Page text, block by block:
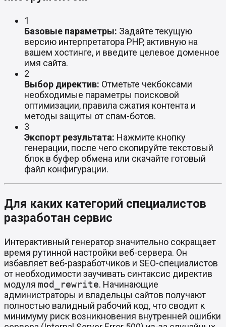
1
Базовые параметры: Задайте текущую
версию интерпретатора PHP, активную на
вашем хостинге, и введите целевое доменное
имя сайта.
2
Выбор директив: Отметьте чекбоксами
необходимые параметры поисковой
оптимизации, правила сжатия контента и
методы защиты от спам-ботов.
3
Экспорт результата: Нажмите кнопку
генерации, после чего скопируйте текстовый
блок в буфер обмена или скачайте готовый
файл конфигурации.
Для каких категорий специалистов
разработан сервис
Интерактивный генератор значительно сокращает
время рутинной настройки веб-сервера. Он
избавляет веб-разработчиков и SEO-специалистов
от необходимости заучивать синтаксис директив
модуля mod_rewrite. Начинающие
администраторы и владельцы сайтов получают
полностью валидный рабочий код, что сводит к
минимуму риск возникновения внутренней ошибки